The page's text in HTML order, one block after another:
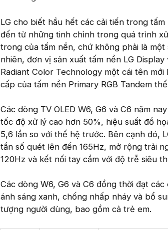
LG cho biết hầu hết các cải tiến trong
đến từ những tinh chỉnh trong quá trình
trong của tấm nền, chứ không phải là
nhiên, đơn vị sản xuất tấm nền LG
Radiant Color Technology một cái tên
cấp của tấm nền Primary RGB Tandem
Các dòng TV OLED W6, G6 và C6 năm
tốc độ xử lý cao hơn 50%, hiệu suất đồ
5,6 lần so với thế hệ trước. Bên cạnh đó,
tần số quét lên đến 165Hz, mở rộng trải
120Hz và kết nối tay cầm với độ trễ siêu
Các dòng W6, G6 và C6 đồng thời đạt
ánh sáng xanh, chống nhấp nháy và bổ
tượng người dùng, bao gồm cả trẻ em.